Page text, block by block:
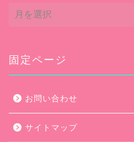
ア
ー
ブ
固定ページ
お問い合わせ
サイトマップ